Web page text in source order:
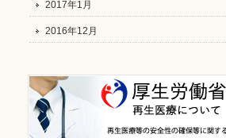
2017年1月
2016年12月